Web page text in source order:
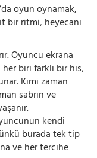
oyun oynamak,
bir ritmi, heyecanı
Oyuncu ekrana
biri farklı bir his,
Kimi zaman
sabrın ve
kendi
burada tek tip
ve her tercihe